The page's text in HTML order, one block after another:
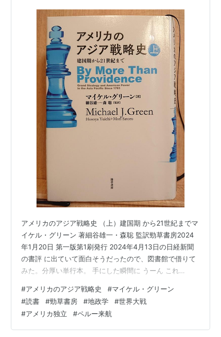
アメリカのアジア戦略史 （上）建国期 から21世紀までマ
イケル・グリーン 著細谷雄一・森聡 監訳勁草書房2024
年1月20日 第一版第1刷発行 2024年4月13日の日経新聞
の書評 に出ていて面白そうだったので、図書館で借りて
みた。分厚い単行本。 手にした瞬間に うーん これ
ラとめくってみると、やっぱり、ちょっと面白そう。 著
者の マイケル・グリーンは、ブッシュ息子政権で要職を
担ったこともあり、学者でもある。 ジョンズ・ホプキン
ス大学高等国際問題研究大学院で博士号を取得。同大学
#アメリカのアジア戦略史 #マイケル・グリーン
#読書 #勁草書房 #地政学 #世界大戦
#アメリカ独立 #ペルー来航